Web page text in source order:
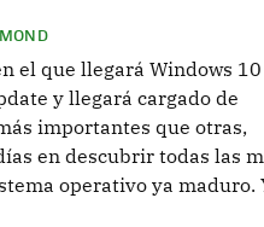
el que llegará Windows 10
y llegará cargado de
importantes que otras,
en descubrir todas las
operativo ya maduro.